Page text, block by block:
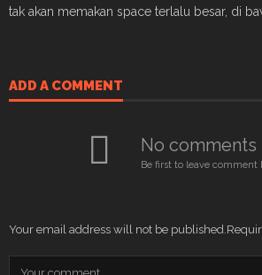
tak akan memakan space terlalu besar, di
ADD A COMMENT
No comments
Be first to leave comment
Your email address will not be published.